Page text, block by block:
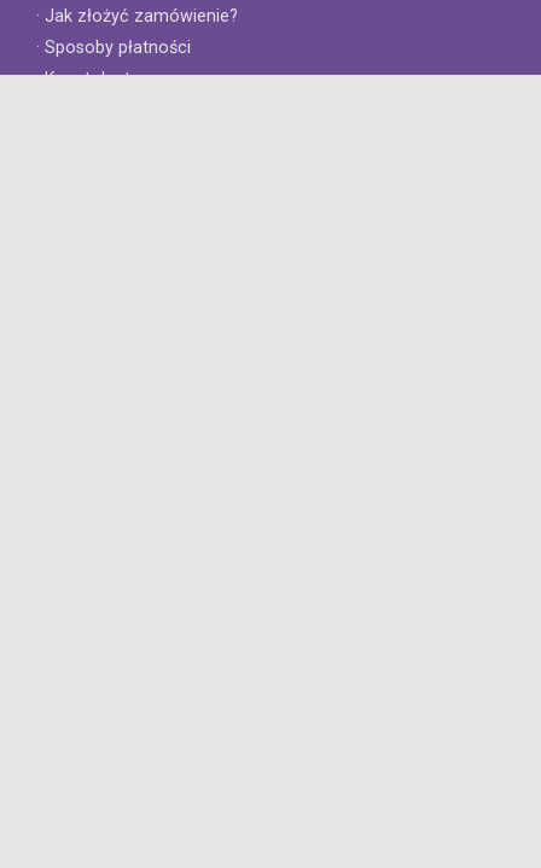
· Jak złożyć zamówienie?
· Sposoby płatności
· Koszt dostawy